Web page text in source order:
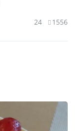
24 1556